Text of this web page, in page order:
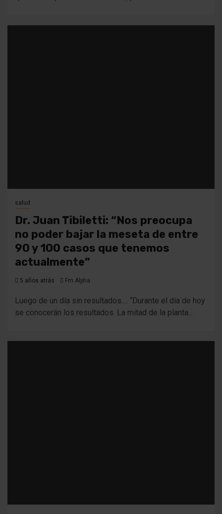
salud
Dr. Juan Tibiletti: “Nos preocupa
no poder bajar la meseta de entre
90 y 100 casos que tenemos
actualmente”
5 años atrás Fm Alpha
Luego de un día sin resultados…. “Durante el día de hoy
se conocerán los resultados. La mitad de la planta...